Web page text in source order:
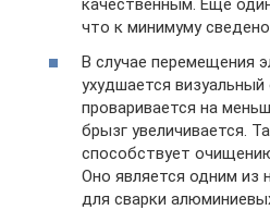
качественным. Еще
что к минимуму
В случае перемещения
ухудшается
проваривается на
брызг увеличивается.
способствует
Оно является одним из
для сварки